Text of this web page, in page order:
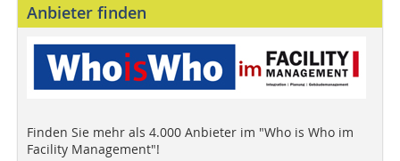
Anbieter finden
Finden Sie mehr als 4.000 Anbieter im "Who is Who im
Facility Management"!